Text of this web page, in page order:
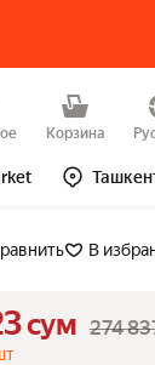
Корзина
В
сум 274
сейчас